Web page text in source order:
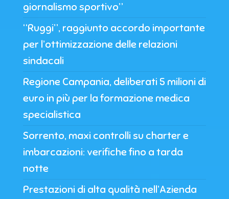
giornalismo sportivo”
“Ruggi”, raggiunto accordo importante
per l’ottimizzazione delle relazioni
sindacali
Regione Campania, deliberati 5 milioni di
euro in più per la formazione medica
specialistica
Sorrento, maxi controlli su charter e
imbarcazioni: verifiche fino a tarda
notte
Prestazioni di alta qualità nell’Azienda